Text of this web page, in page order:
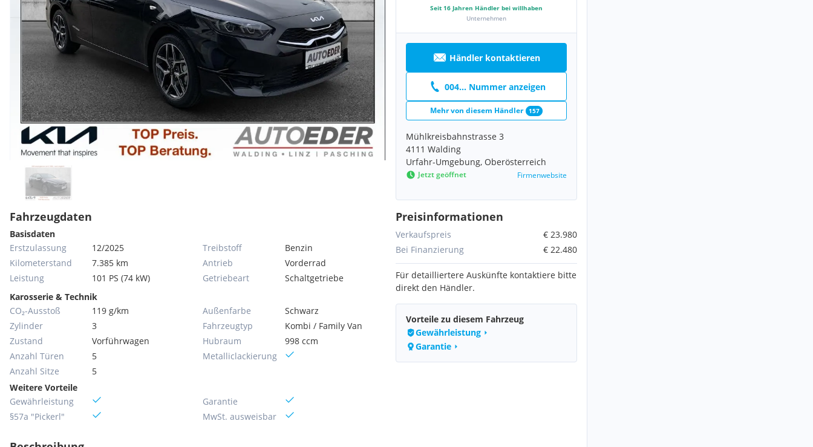
Seit 16 Jahren Händler bei willhaben
Unternehmen
Händler kontaktieren
004... Nummer anzeigen
Mehr von diesem Händler 157
Mühlkreisbahnstrasse 3
4111 Walding
Urfahr-Umgebung, Oberösterreich
Jetzt geöffnet Firmenwebsite
Fahrzeugdaten
Basisdaten
Erstzulassung
12/2025
Kilometerstand
7.385 km
Leistung
101 PS (74 kW)
Treibstoff
Benzin
Antrieb
Vorderrad
Getriebeart
Schaltgetriebe
Karosserie & Technik
CO₂-Ausstoß
119 g/km
Zylinder
3
Zustand
Vorführwagen
Anzahl Türen
5
Anzahl Sitze
5
Außenfarbe
Schwarz
Fahrzeugtyp
Kombi / Family Van
Hubraum
998 ccm
Metallic­lackierung
Weitere Vorteile
Gewährleistung
§57a "Pickerl"
Garantie
MwSt. ausweisbar
Preisinformationen
Verkaufspreis
€ 23.980
Bei Finanzierung
€ 22.480
Für detailliertere Auskünfte kontaktiere bitte
direkt den Händler.
Vorteile zu diesem Fahrzeug
Gewährleistung
Garantie